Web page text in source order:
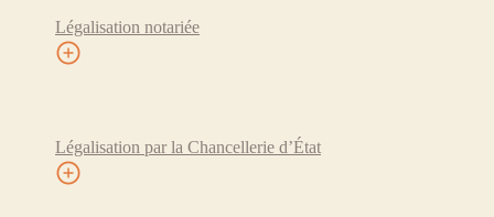
Légalisation notariée
Légalisation par la Chancellerie d’État